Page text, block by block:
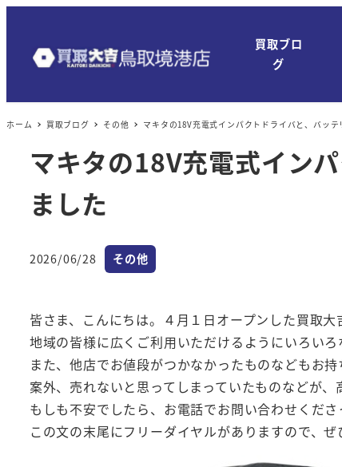
ン
テ
買取ブロ
グ
ホーム 買取ブログ その他 マキタの18V充電式インパクトドライバと、バッ
マキタの18V充電式イン
ました
投稿日
2026/06/28 カテゴリー
その他
皆さま、こんにちは。４月１日オープンした買取大
地域の皆様に広くご利用いただけるようにいろいろ
また、他店でお値段がつかなかったものなどもお持
案外、売れないと思ってしまっていたものなどが
もしも不安でしたら、お電話でお問い合わせくださ
この文の末尾にフリーダイヤルがありますので、ぜ